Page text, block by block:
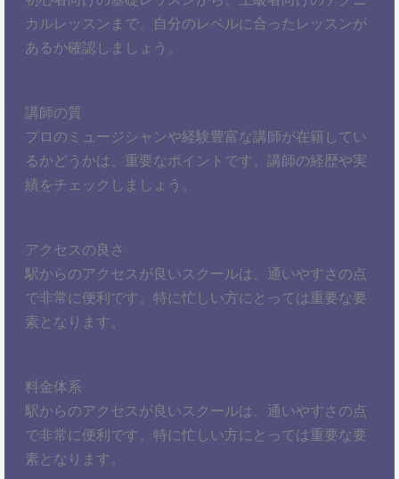
カルレッスンまで、自分のレベルに合ったレッスンが
あるか確認しましょう。
講師の質
プロのミュージシャンや経験豊富な講師が在籍してい
るかどうかは、重要なポイントです。講師の経歴や実
績をチェックしましょう。
アクセスの良さ
駅からのアクセスが良いスクールは、通いやすさの点
で非常に便利です。特に忙しい方にとっては重要な要
素となります。
料金体系
駅からのアクセスが良いスクールは、通いやすさの点
で非常に便利です。特に忙しい方にとっては重要な要
素となります。